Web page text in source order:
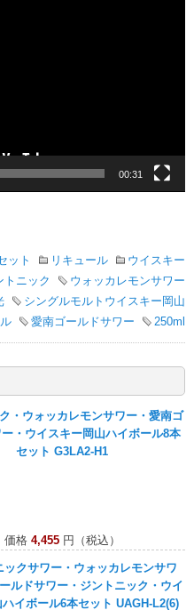
00:31
ット リキュール
ウイスキー
トニック
ウォッカレモンサワー
シングルモルトウイスキー岡山
愛南ゴールドサワー 250ml
・ウォッカレモンサワー・愛南ゴ
・ウイスキー岡山ハイボール8本
セット G3LA2-H1
価格 4,455円（税込）
ックサワー・ウォッカレモンサワ
ルドサワー・ジントニック・ウイ
ハイボール6本セット UAGH-L2(6)